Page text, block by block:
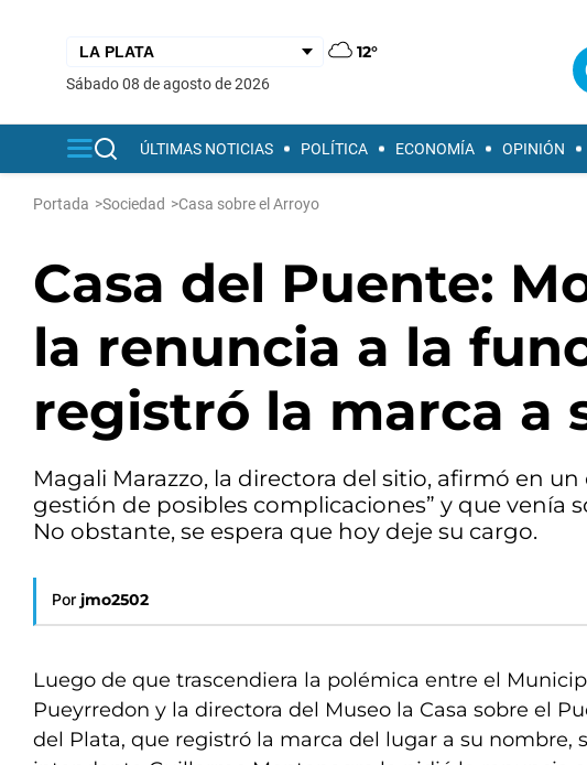
12°
sábado 08 de agosto de 2026
ÚLTIMAS NOTICIAS POLÍTICA ECONOMÍA OPINIÓN
Portada >Sociedad >Casa sobre el Arroyo
Casa del Puente:
la renuncia a la
registró la marca a
Magali Marazzo, la directora del sitio, afirmó en
gestión de posibles complicaciones” y que venía
No obstante, se espera que hoy deje su cargo.
Por jmo2502
Luego de que trascendiera la polémica entre el
Pueyrredon y la directora del Museo la Casa sobre el
del Plata, que registró la marca del lugar a su nombre,